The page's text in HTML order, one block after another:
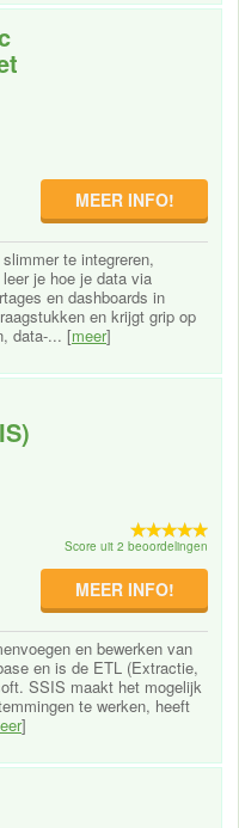
MEER INFO!
te integreren,
je hoe je data via
en dashboards in
en krijgt grip op
data-... [meer]
Score uit 2 beoordelingen
MEER INFO!
en bewerken van
en is de ETL (Extractie,
SSIS maakt het mogelijk
te werken, heeft
]